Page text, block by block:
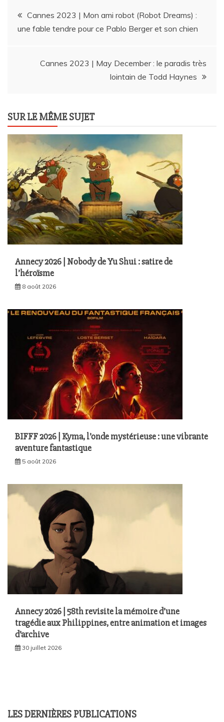
Navigation
de
l’article
Cannes 2023 | Mon ami robot (Robot Dreams) :
une fable tendre pour ce Pablo Berger et son chien
Cannes 2023 | May December : le paradis très
lointain de Todd Haynes
SUR LE MÊME SUJET
Annecy 2026 | Nobody de Yu Shui : satire de
l’héroïsme
8 août 2026
BIFFF 2026 | Kyma, l’onde mystérieuse : une vibrante
aventure fantastique
5 août 2026
Annecy 2026 | 58th revisite la mémoire d’une
tragédie aux Philippines, entre animation et images
d’archive
30 juillet 2026
LES DERNIÈRES PUBLICATIONS